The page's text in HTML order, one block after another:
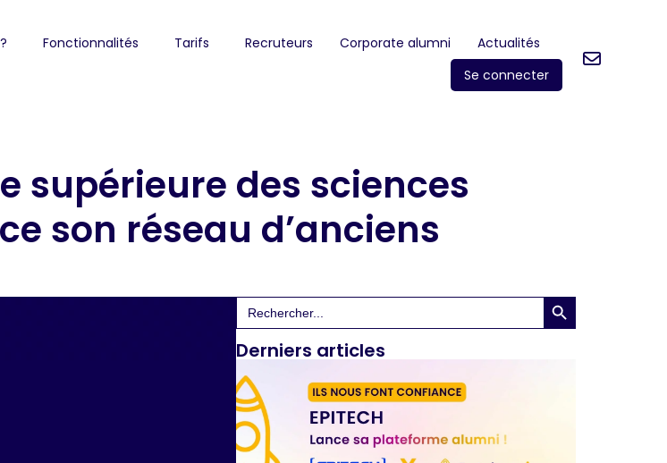
Fonctionnalités Tarifs Recruteurs Corporate alumni
Actualités
Se connecter
supérieure des sciences
son réseau d’anciens
Search
for:
Search Button
Derniers articles